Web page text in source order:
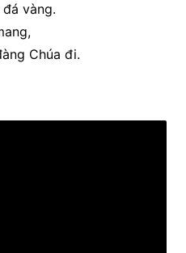
vàng.
Chúa đi.